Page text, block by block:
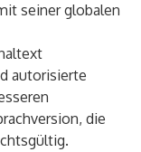
seiner globalen
autorisierte
die